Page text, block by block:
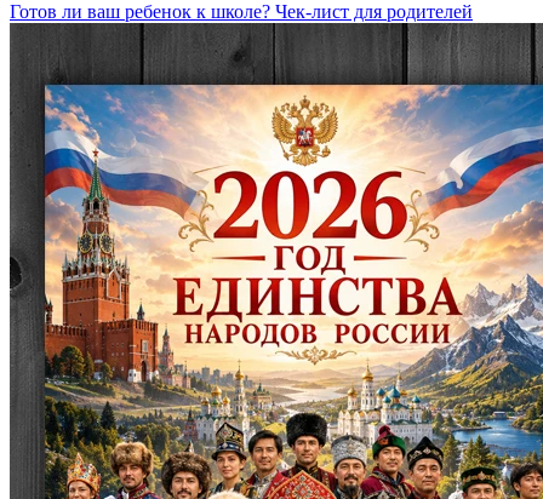
Готов ли ваш ребенок к школе? Чек-лист для родителей